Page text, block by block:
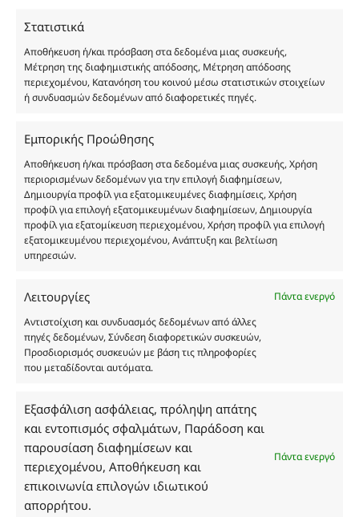
Στατιστικά
Αποθήκευση ή/και πρόσβαση στα δεδομένα μιας συσκευής,
Μέτρηση της διαφημιστικής απόδοσης, Μέτρηση απόδοσης
περιεχομένου, Κατανόηση του κοινού μέσω στατιστικών στοιχείων
ή συνδυασμών δεδομένων από διαφορετικές πηγές.
Εμπορικής Προώθησης
Αποθήκευση ή/και πρόσβαση στα δεδομένα μιας συσκευής, Χρήση
περιορισμένων δεδομένων για την επιλογή διαφημίσεων,
Δημιουργία προφίλ για εξατομικευμένες διαφημίσεις, Χρήση
προφίλ για επιλογή εξατομικευμένων διαφημίσεων, Δημιουργία
προφίλ για εξατομίκευση περιεχομένου, Χρήση προφίλ για επιλογή
εξατομικευμένου περιεχομένου, Ανάπτυξη και βελτίωση
υπηρεσιών.
Λειτουργίες
Πάντα ενεργό
Αντιστοίχιση και συνδυασμός δεδομένων από άλλες
πηγές δεδομένων, Σύνδεση διαφορετικών συσκευών,
Προσδιορισμός συσκευών με βάση τις πληροφορίες
που μεταδίδονται αυτόματα.
Εξασφάλιση ασφάλειας, πρόληψη απάτης
και εντοπισμός σφαλμάτων, Παράδοση και
παρουσίαση διαφημίσεων και
περιεχομένου, Αποθήκευση και
επικοινωνία επιλογών ιδιωτικού
απορρήτου.
Πάντα ενεργό
αντίστοιχα αυθεντικά γνωστών οίκων. Οι
ονομασίες, οι εικόνες και τα σήματα των
προϊόντων αποτελούν αναφαίρετη και
κατοχυρωμένη εμπορικά ιδιοκτησία των
Δημιουργών-Οίκων. Οι εικόνες ενδέχεται να
Με επιφύλαξη κάθε νόμιμου δικαιώματος.
Eau de parfum
Αγίου Κωνσταντίνου 76
Τηλ. 2314 016010
ΑΦΜ 803285309
ΓΕΜΗ 193802504000
Δευτέρα: 08:30–16:30
Τρίτη: 08:30–16:30
Τετάρτη: 08:30–16:30
Πέμπτη: 08:30–16:30
Παρασκευή: 08:30–16:30